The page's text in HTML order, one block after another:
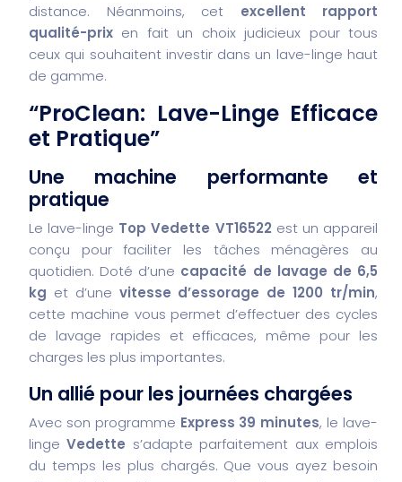
distance. Néanmoins, cet excellent rapport
qualité-prix en fait un choix judicieux pour tous
ceux qui souhaitent investir dans un lave-linge haut
de gamme.
“ProClean: Lave-Linge Efficace
et Pratique”
Une machine performante et
pratique
Le lave-linge Top Vedette VT16522 est un appareil
conçu pour faciliter les tâches ménagères au
quotidien. Doté d’une capacité de lavage de 6,5
kg et d’une vitesse d’essorage de 1200 tr/min,
cette machine vous permet d’effectuer des cycles
de lavage rapides et efficaces, même pour les
charges les plus importantes.
Un allié pour les journées chargées
Avec son programme Express 39 minutes, le lave-
lingeVedette s’adapte parfaitement aux emplois
du temps les plus chargés. Que vous ayez besoin